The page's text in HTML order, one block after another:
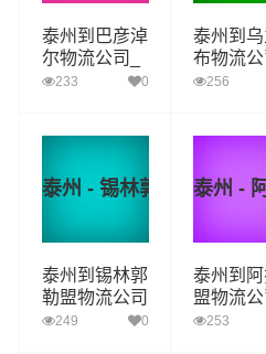
泰州到巴彦淖
尔物流公司_
泰州到巴彦淖
233 0
泰州到
布物流公
泰州到
256
泰州 - 锡林郭勒盟
泰州到锡林郭
勒盟物流公司
_泰州到锡林
249 0
泰州 -
泰州到
盟物流公
泰州到
253